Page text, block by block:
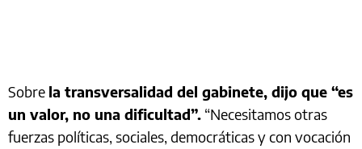
Sobre la transversalidad del gabinete, dijo que “es
un valor, no una dificultad”. “Necesitamos otras
fuerzas políticas, sociales, democráticas y con vocación